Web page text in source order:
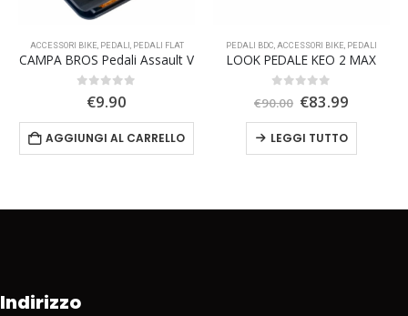
ACCESSORI BIKE PEDALI PEDALI FLAT
CAMPA BROS Pedali Assault V
Su 5
€9.90
AGGIUNGI AL CARRELLO
PEDALI BDC ACCESSORI BIKE PEDALI
LOOK PEDALE KEO 2 MAX
Su 5
€90.00 Il
originale
era:
€90.00.
€83.99Il
attuale
è:
€83.99.
LEGGI TUTTO
Indirizzo